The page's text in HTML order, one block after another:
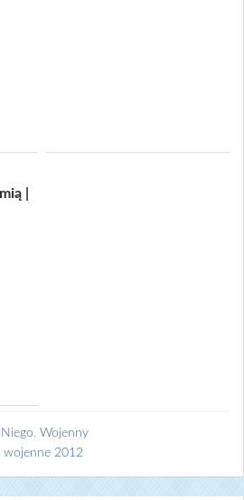
|
, Wojenny
wojenne 2012